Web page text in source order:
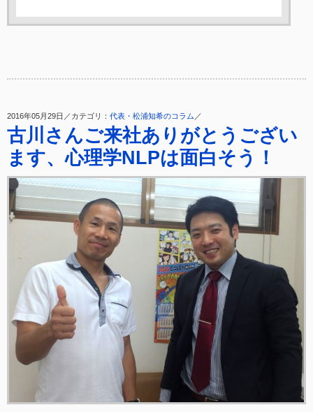
2016年05月29日／カテゴリ： 代表・松浦知希のコラム ／
古川さんご来社ありがとうござい
ます、心理学NLPは面白そう！